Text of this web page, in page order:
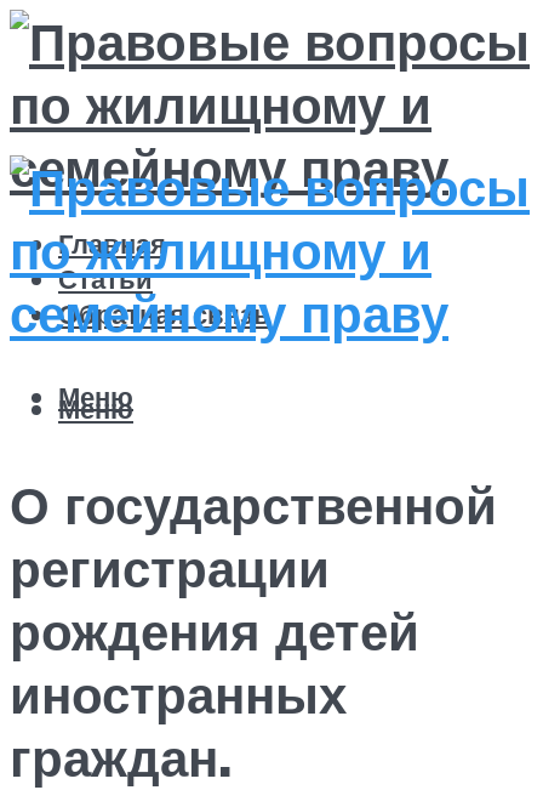
Главная
Статьи
Обратная связь
Меню
Меню
О государственной
регистрации
рождения детей
иностранных
граждан.